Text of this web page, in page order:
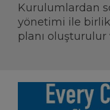
Kurulumlardan
yönetimi ile
planı oluşturulur